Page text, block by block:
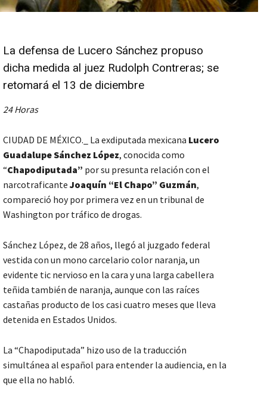
La defensa de Lucero Sánchez propuso
dicha medida al juez Rudolph Contreras; se
retomará el 13 de diciembre
24 Horas
CIUDAD DE MÉXICO._ La exdiputada mexicana Lucero
Guadalupe Sánchez López, conocida como
“Chapodiputada” por su presunta relación con el
narcotraficante Joaquín “El Chapo” Guzmán,
compareció hoy por primera vez en un tribunal de
Washington por tráfico de drogas.
Sánchez López, de 28 años, llegó al juzgado federal
vestida con un mono carcelario color naranja, un
evidente tic nervioso en la cara y una larga cabellera
teñida también de naranja, aunque con las raíces
castañas producto de los casi cuatro meses que lleva
detenida en Estados Unidos.
La “Chapodiputada” hizo uso de la traducción
simultánea al español para entender la audiencia, en la
que ella no habló.